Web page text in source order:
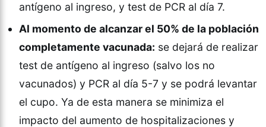
antígeno al ingreso, y test de PCR al día 7.
Al momento de alcanzar el 50% de la población
completamente vacunada: se dejará de realizar
test de antígeno al ingreso (salvo los no
vacunados) y PCR al día 5-7 y se podrá levantar
el cupo. Ya de esta manera se minimiza el
impacto del aumento de hospitalizaciones y